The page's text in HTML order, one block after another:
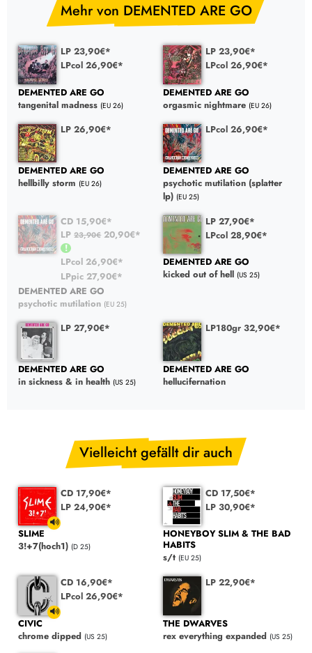
Mehr von DEMENTED ARE GO
LP 23,90€*
LPcol 26,90€*
DEMENTED ARE GO
tangenital madness (EU 26)
LP 23,90€*
LPcol 26,90€*
DEMENTED ARE GO
orgasmic nightmare (EU 26)
LP 26,90€*
DEMENTED ARE GO
hellbilly storm (EU 26)
LPcol 26,90€*
DEMENTED ARE GO
psychotic mutilation (splatter
lp) (EU 25)
CD 15,90€*
LP23,90€ 20,90€*
LPcol 26,90€*
LPpic 27,90€*
DEMENTED ARE GO
psychotic mutilation (EU 25)
LP 27,90€*
LPcol 28,90€*
DEMENTED ARE GO
kicked out of hell (US 25)
LP 27,90€*
DEMENTED ARE GO
in sickness & in health (US 25)
LP180gr 32,90€*
DEMENTED ARE GO
hellucifernation
Vielleicht gefällt dir auch
CD 17,90€*
LP 24,90€*
SLIME
3!+7(hoch1) (D 25)
CD 17,50€*
LP 30,90€*
HONEYBOY SLIM & THE BAD
HABITS
s/t (EU 25)
CD 16,90€*
LPcol 26,90€*
CIVIC
chrome dipped (US 25)
LP 22,90€*
THE DWARVES
rex everything expanded (US 25)